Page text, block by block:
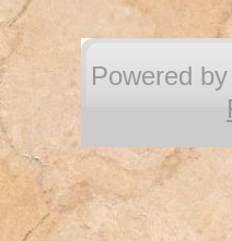
Powered by